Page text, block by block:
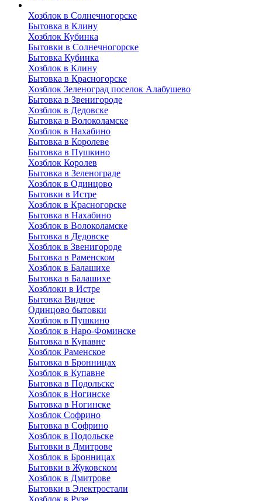
Хозблок в Солнечногорске
Бытовка в Клину
Хозблок Кубинка
Бытовки в Солнечногорске
Бытовка Кубинка
Хозблок в Клину
Бытовка в Красногорске
Хозблок Зеленоград поселок Алабушево
Бытовка в Звенигороде
Хозблок в Дедовске
Бытовка в Волоколамске
Хозблок в Нахабино
Бытовка в Королеве
Бытовкa в Пушкино
Хозблок Королев
Бытовка в Зеленограде
Хозблок в Одинцово
Бытовки в Истре
Хозблок в Красногорске
Бытовка в Нахабино
Хозблок в Волоколамске
Бытовкa в Дедовске
Хозблок в Звенигороде
Бытовка в Раменском
Хозблок в Балашихе
Бытовкa в Балашихе
Хозблоки в Истре
Бытовка Видное
Одинцово бытовки
Хозблок в Пушкино
Хозблок в Наро-Фоминске
Бытовка в Купавне
Хозблок Раменское
Бытовка в Бронницах
Хозблок в Купавне
Бытовка в Подольске
Хозблок в Ногинске
Бытовка в Ногинске
Хозблок Софрино
Бытовка в Софрино
Хозблок в Подольске
Бытовки в Дмитрове
Хозблок в Бронницах
Бытовки в Жуковском
Хозблок в Дмитрове
Бытовки в Электростали
Хозблок в Рузе